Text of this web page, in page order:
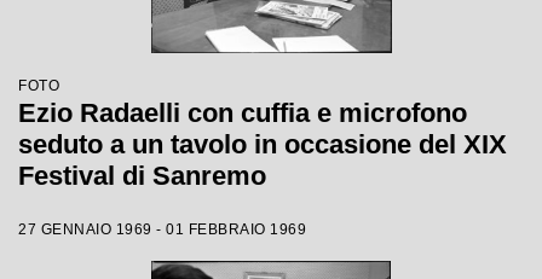
FOTO
Ezio Radaelli con cuffia e microfono
seduto a un tavolo in occasione del XIX
Festival di Sanremo
27 GENNAIO 1969 - 01 FEBBRAIO 1969